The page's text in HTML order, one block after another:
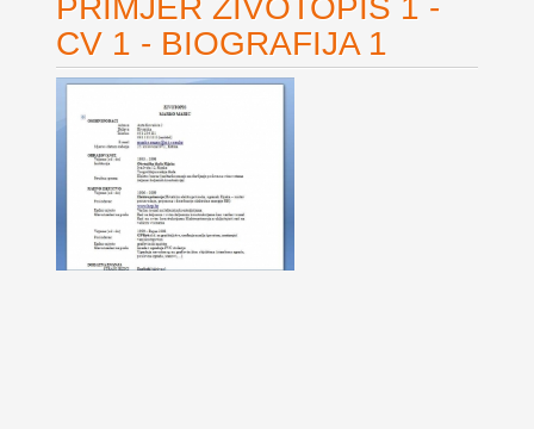
PRIMJER ŽIVOTOPIS 1 -
CV 1 - BIOGRAFIJA 1